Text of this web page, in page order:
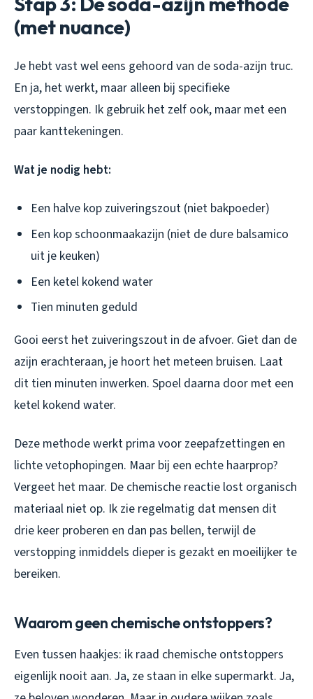
(met nuance)
Je hebt vast wel eens gehoord van de soda-azijn truc.
En ja, het werkt, maar alleen bij specifieke
verstoppingen. Ik gebruik het zelf ook, maar met een
paar kanttekeningen.
Wat je nodig hebt:
Een halve kop zuiveringszout (niet bakpoeder)
Een kop schoonmaakazijn (niet de dure balsamico
uit je keuken)
Een ketel kokend water
Tien minuten geduld
Gooi eerst het zuiveringszout in de afvoer. Giet dan de
azijn erachteraan, je hoort het meteen bruisen. Laat
dit tien minuten inwerken. Spoel daarna door met een
ketel kokend water.
Deze methode werkt prima voor zeepafzettingen en
lichte vetophopingen. Maar bij een echte haarprop?
Vergeet het maar. De chemische reactie lost organisch
materiaal niet op. Ik zie regelmatig dat mensen dit
drie keer proberen en dan pas bellen, terwijl de
verstopping inmiddels dieper is gezakt en moeilijker te
bereiken.
Waarom geen chemische ontstoppers?
Even tussen haakjes: ik raad chemische ontstoppers
eigenlijk nooit aan. Ja, ze staan in elke supermarkt. Ja,